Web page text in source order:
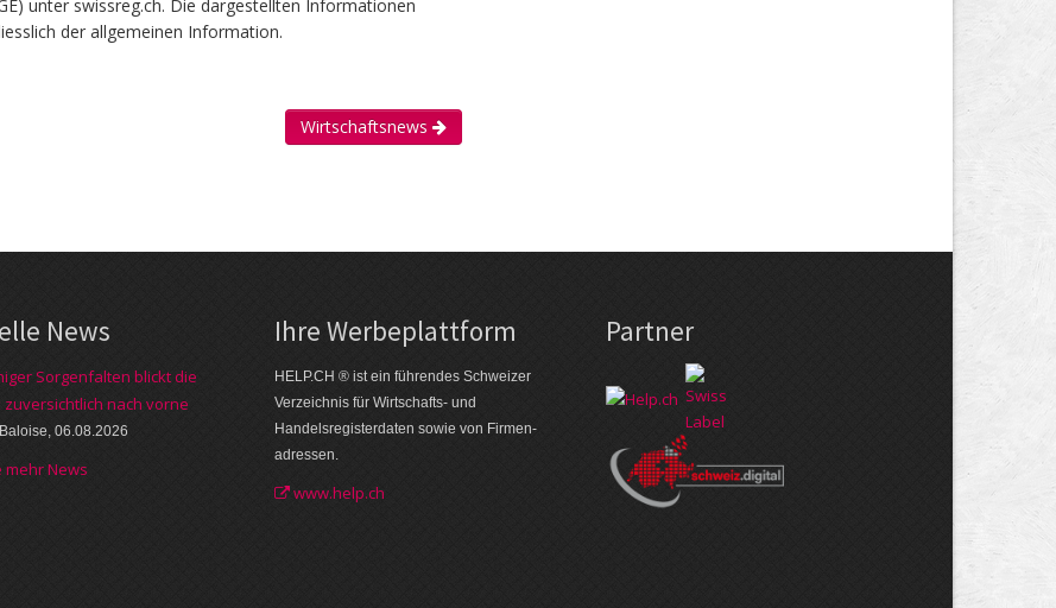
unter swissreg.ch. Die dargestellten Informationen
der allgemeinen Information.
Wirtschaftsnews
News
Sorgenfalten blickt die
zuversichtlich nach vorne
06.08.2026
mehr News
Ihre Werbe­plattform
HELP.CH ® ist ein führendes Schweizer
Verzeichnis für Wirtschafts- und
Handelsregisterdaten sowie von Firmen­
adressen.
www.help.ch
Partner